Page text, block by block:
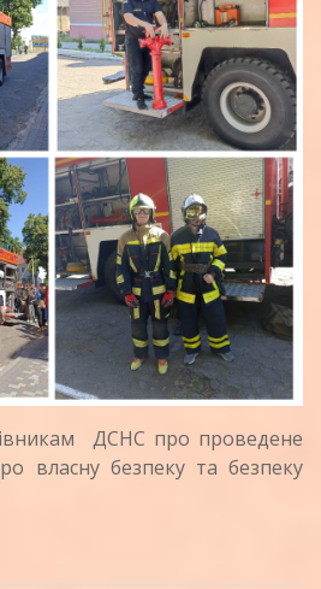
ДСНС про проведене
власну безпеку та безпеку